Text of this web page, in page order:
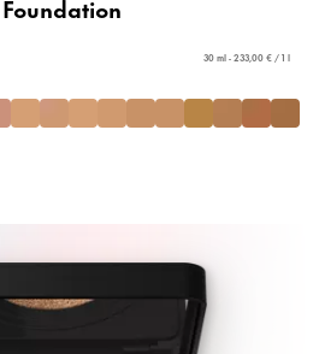
30 ml - 233,00 € / 1 l